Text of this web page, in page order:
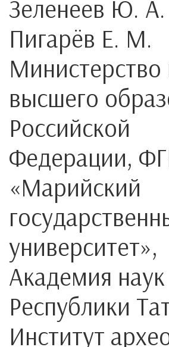
Зеленеев Ю. А.
Пигарёв Е. М.
Министерство
высшего
Российской
Федерации,
«Марийский
университет»,
Академия наук
Республики
Институт